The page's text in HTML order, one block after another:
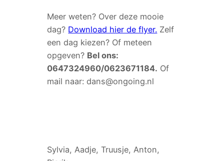
Meer weten? Over deze mooie
dag? Download hier de flyer. Zelf
een dag kiezen? Of meteen
opgeven? Bel ons:
0647324960/0623671184. Of
mail naar: dans@ongoing.nl
Sylvia, Aadje, Truusje, Anton,